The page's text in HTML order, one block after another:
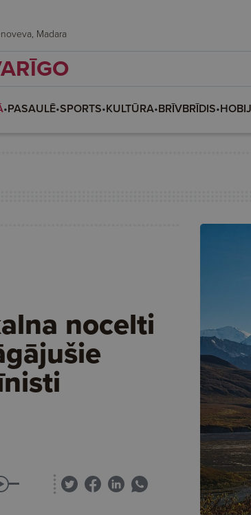
Genoveva, Madara
•PASAULĒ•SPORTS•KULTŪRA•BRĪVBRĪDIS•
nocelti